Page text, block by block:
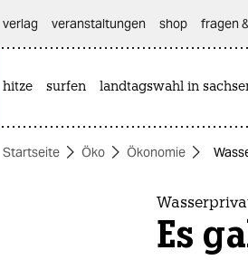
themen
verlag
veranstaltungen shop fragen
hitze surfen landtagswahl in
Startseite Öko Ökonomie
Es